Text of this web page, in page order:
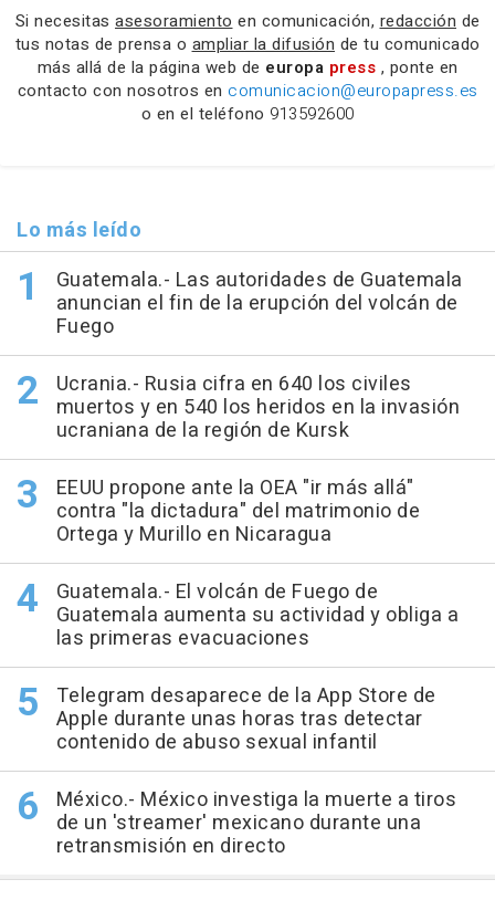
Si necesitas asesoramiento en comunicación, redacción de
tus notas de prensa o ampliar la difusión de tu comunicado
más allá de la página web de europa press , ponte en
contacto con nosotros en comunicacion@europapress.es
o en el teléfono 913592600
Lo más leído
Guatemala.- Las autoridades de Guatemala
anuncian el fin de la erupción del volcán de
Fuego
Ucrania.- Rusia cifra en 640 los civiles
muertos y en 540 los heridos en la invasión
ucraniana de la región de Kursk
EEUU propone ante la OEA "ir más allá"
contra "la dictadura" del matrimonio de
Ortega y Murillo en Nicaragua
Guatemala.- El volcán de Fuego de
Guatemala aumenta su actividad y obliga a
las primeras evacuaciones
Telegram desaparece de la App Store de
Apple durante unas horas tras detectar
contenido de abuso sexual infantil
México.- México investiga la muerte a tiros
de un 'streamer' mexicano durante una
retransmisión en directo